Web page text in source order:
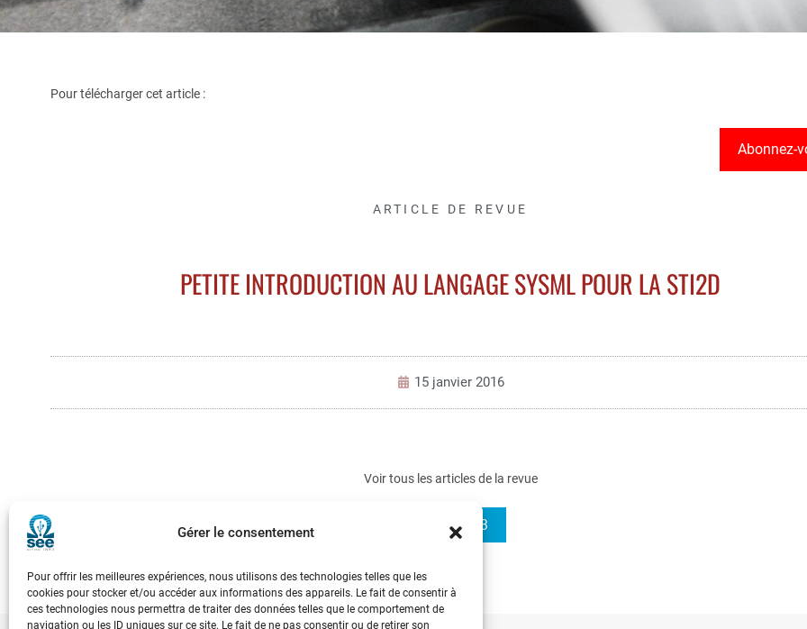
Gérer le consentement
Pour offrir les meilleures expériences, nous utilisons des technologies telles que les
cookies pour stocker et/ou accéder aux informations des appareils. Le fait de consentir à
ces technologies nous permettra de traiter des données telles que le comportement de
navigation ou les ID uniques sur ce site. Le fait de ne pas consentir ou de retirer son
Pour télécharger cet article :
Abonnez-
ARTICLE DE REVUE
PETITE INTRODUCTION AU LANGAGE SYSML POUR LA STI2D
15 janvier 2016
Voir tous les articles de la revue
3EI 2016-83